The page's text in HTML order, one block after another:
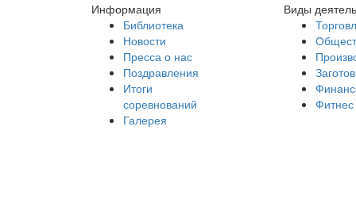
Информация
Библиотека
Новости
Пресса о нас
Поздравления
Итоги
соревнований
Галерея
Виды